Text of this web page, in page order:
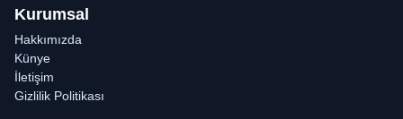
Kurumsal
Hakkımızda
Künye
İletişim
Gizlilik Politikası